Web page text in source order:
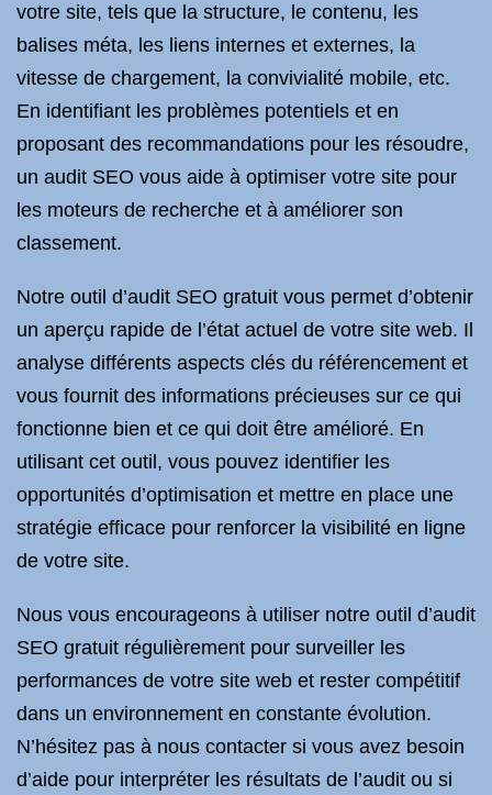
votre site, tels que la structure, le contenu, les
balises méta, les liens internes et externes, la
vitesse de chargement, la convivialité mobile, etc.
En identifiant les problèmes potentiels et en
proposant des recommandations pour les résoudre,
un audit SEO vous aide à optimiser votre site pour
les moteurs de recherche et à améliorer son
classement.
Notre outil d’audit SEO gratuit vous permet d’obtenir
un aperçu rapide de l’état actuel de votre site web. Il
analyse différents aspects clés du référencement et
vous fournit des informations précieuses sur ce qui
fonctionne bien et ce qui doit être amélioré. En
utilisant cet outil, vous pouvez identifier les
opportunités d’optimisation et mettre en place une
stratégie efficace pour renforcer la visibilité en ligne
de votre site.
Nous vous encourageons à utiliser notre outil d’audit
SEO gratuit régulièrement pour surveiller les
performances de votre site web et rester compétitif
dans un environnement en constante évolution.
N’hésitez pas à nous contacter si vous avez besoin
d’aide pour interpréter les résultats de l’audit ou si